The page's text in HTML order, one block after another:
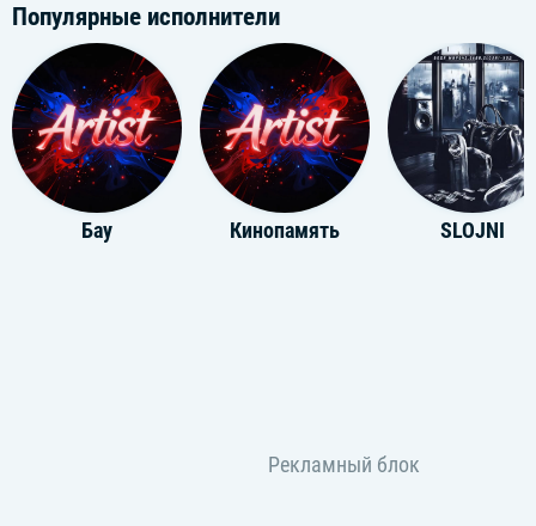
Популярные исполнители
Бау Кинопамять SLOJNI